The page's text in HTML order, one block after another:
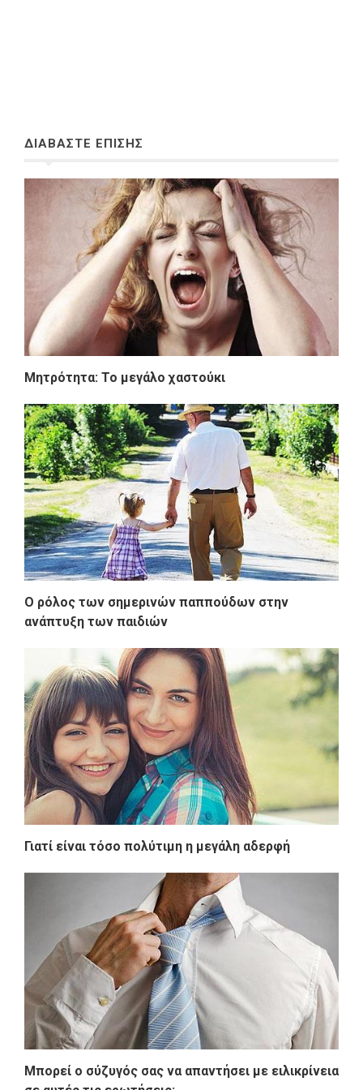
ΔΙΑΒΑΣΤΕ ΕΠΙΣΗΣ
Μητρότητα: Το μεγάλο χαστούκι
Ο ρόλος των σημερινών παππούδων στην
ανάπτυξη των παιδιών
Γιατί είναι τόσο πολύτιμη η μεγάλη αδερφή
Μπορεί ο σύζυγός σας να απαντήσει με ειλικρίνεια